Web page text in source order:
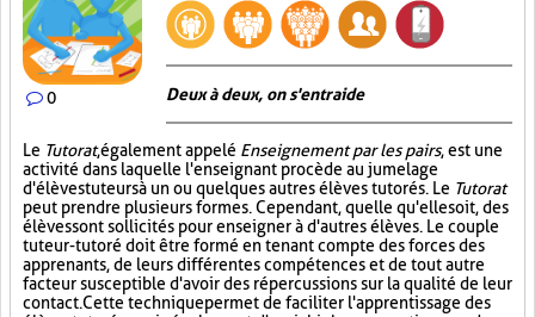
0 Deux à deux, on s'entraide
Le Tutorat, également appelé Enseignement par les pairs, est une
activité dans laquelle l'enseignant procède au jumelage
d'élèves tuteurs à un ou quelques autres élèves tutorés. Le Tutorat
peut prendre plusieurs formes. Cependant, quelle qu'elle soit, des
élèves sont sollicités pour enseigner à d'autres élèves. Le couple
tuteur-tutoré doit être formé en tenant compte des forces des
apprenants, de leurs différentes compétences et de tout autre
facteur susceptible d'avoir des répercussions sur la qualité de leur
contact. Cette technique permet de faciliter l'apprentissage des